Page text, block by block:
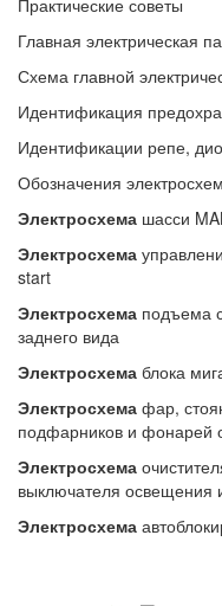
Практические советы
Главная электрическая
Схема главной
Идентификация
Идентификации репе,
Обозначения
Электросхема шасси
Электросхема
start
Электросхема подъема
заднего вида
Электросхема блока
Электросхема фар,
подфарников и фонарей
Электросхема
выключателя освещения
Электросхема